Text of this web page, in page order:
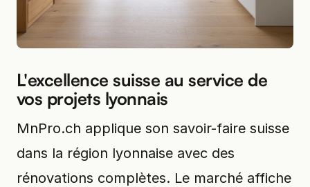
L'excellence suisse au service de
vos projets lyonnais
MnPro.ch applique son savoir-faire suisse
dans la région lyonnaise avec des
rénovations complètes. Le marché affiche